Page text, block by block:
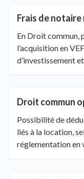
Frais de
En Droit commun,
l’acquisition en
d’investissement
Droit commun
Possibilité de
liés à la location,
réglementation en